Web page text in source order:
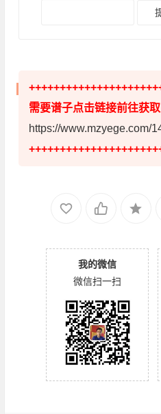
需要谱子点击链接前往获取
https://www.mzyege.com/
我的微信
微信扫一扫